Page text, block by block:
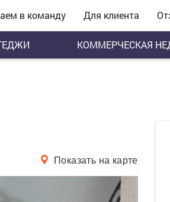
в команду Для клиента
КОММЕРЧЕСКАЯ
Показать на карте